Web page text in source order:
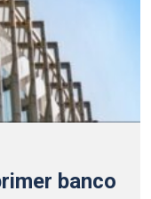
banco